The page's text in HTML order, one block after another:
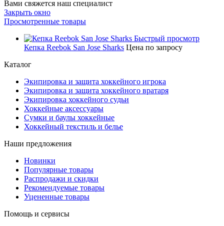
Вами свяжется наш специалист
Закрыть окно
Просмотренные товары
Быстрый просмотр
Кепка Reebok San Jose Sharks Цена по запросу
Каталог
Экипировка и защита хоккейного игрока
Экипировка и защита хоккейного вратаря
Экипировка хоккейного судьи
Хоккейные аксессуары
Сумки и баулы хоккейные
Хоккейный текстиль и белье
Наши предложения
Новинки
Популярные товары
Распродажи и скидки
Рекомендуемые товары
Уцененные товары
Помощь и сервисы